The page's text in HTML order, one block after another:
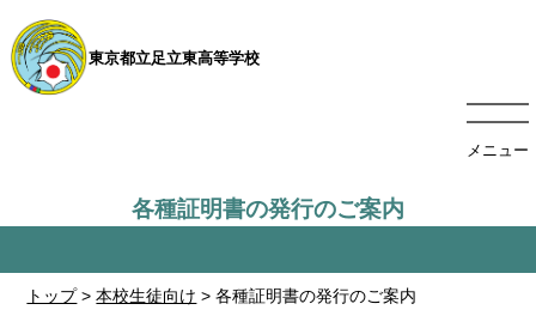
東京都立足立東高等学校
メニュー
トップ>本校生徒向け > 各種証明書の発行のご案内
各種証明書の発行のご案内